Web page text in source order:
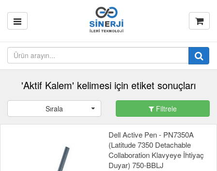
'Aktif Kalem' kelimesi için etiket sonuçları
Sırala Filtrele
Dell Active Pen - PN7350A
(Latitude 7350 Detachable
Collaboration Klavyeye İhtiyaç
Duyar) 750-BBLJ